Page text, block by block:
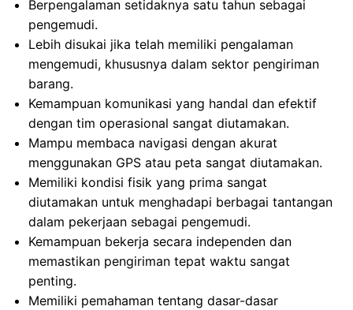
Berpengalaman setidaknya satu tahun sebagai
pengemudi.
Lebih disukai jika telah memiliki pengalaman
mengemudi, khususnya dalam sektor pengiriman
barang.
Kemampuan komunikasi yang handal dan efektif
dengan tim operasional sangat diutamakan.
Mampu membaca navigasi dengan akurat
menggunakan GPS atau peta sangat diutamakan.
Memiliki kondisi fisik yang prima sangat
diutamakan untuk menghadapi berbagai tantangan
dalam pekerjaan sebagai pengemudi.
Kemampuan bekerja secara independen dan
memastikan pengiriman tepat waktu sangat
penting.
Memiliki pemahaman tentang dasar-dasar